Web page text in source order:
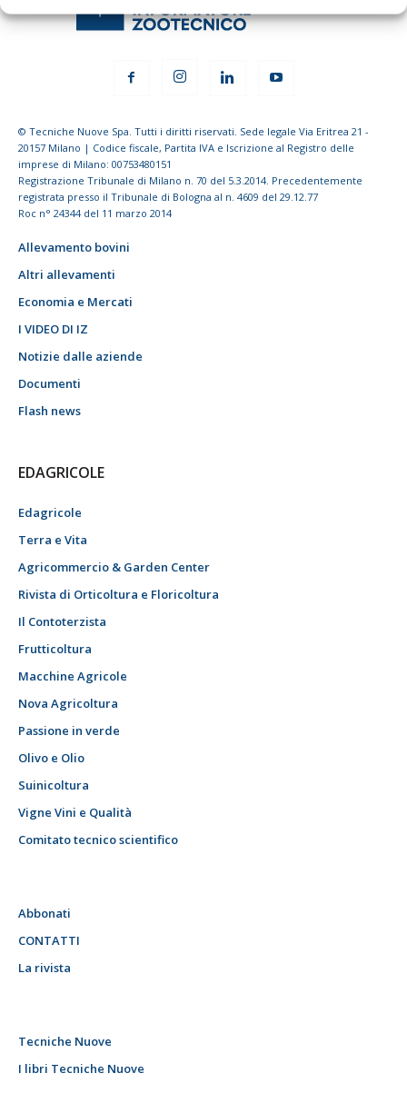
© Tecniche Nuove Spa. Tutti i diritti riservati. Sede legale Via Eritrea 21 -
20157 Milano | Codice fiscale, Partita IVA e Iscrizione al Registro delle
imprese di Milano: 00753480151
Registrazione Tribunale di Milano n. 70 del 5.3.2014. Precedentemente
registrata presso il Tribunale di Bologna al n. 4609 del 29.12.77
Roc n° 24344 del 11 marzo 2014
Allevamento bovini
Altri allevamenti
Economia e Mercati
I VIDEO DI IZ
Notizie dalle aziende
Documenti
Flash news
EDAGRICOLE
Edagricole
Terra e Vita
Agricommercio & Garden Center
Rivista di Orticoltura e Floricoltura
Il Contoterzista
Frutticoltura
Macchine Agricole
Nova Agricoltura
Passione in verde
Olivo e Olio
Suinicoltura
Vigne Vini e Qualità
Comitato tecnico scientifico
Abbonati
CONTATTI
La rivista
Tecniche Nuove
I libri Tecniche Nuove